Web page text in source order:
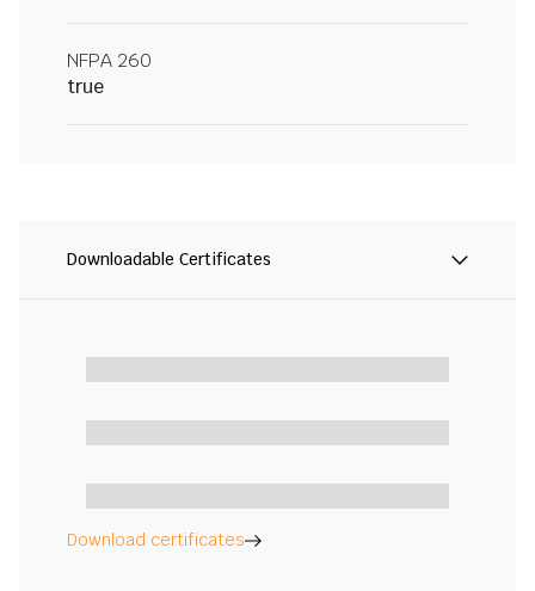
NFPA 260
true
Downloadable Certificates
Download certificates